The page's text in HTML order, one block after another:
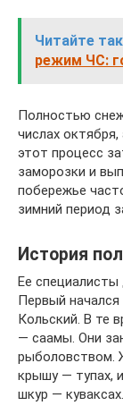
Читайте
режим ЧС:
Полностью
числах
этот процесс
заморозки и
побережье
зимний период
История
Ее специалисты
Первый
Кольский. В те
— саамы. Они
рыболовством.
крышу — тупах,
шкур — куваксах.